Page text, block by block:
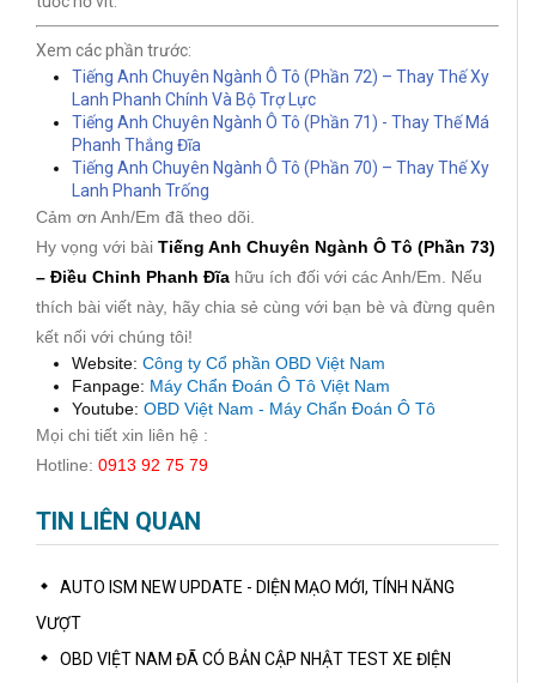
Xem các phần trước:
Tiếng Anh Chuyên Ngành Ô Tô (Phần 72) – Thay Thế Xy
Lanh Phanh Chính Và Bộ Trợ Lực
Tiếng Anh Chuyên Ngành Ô Tô (Phần 71) - Thay Thế Má
Phanh Thắng Đĩa
Tiếng Anh Chuyên Ngành Ô Tô (Phần 70) – Thay Thế Xy
Lanh Phanh Trống
Cảm ơn Anh/Em đã theo dõi.
Hy vọng với bài Tiếng Anh Chuyên Ngành Ô Tô (Phần 73)
– Điều Chỉnh Phanh Đĩa hữu ích đối với các Anh/Em. Nếu
thích bài viết này, hãy chia sẻ cùng với bạn bè và đừng quên
kết nối với chúng tôi!
Website: Công ty Cổ phần OBD Việt Nam
Fanpage: Máy Chẩn Đoán Ô Tô Việt Nam
Youtube: OBD Việt Nam - Máy Chẩn Đoán Ô Tô
Mọi chi tiết xin liên hệ :
Hotline: 0913 92 75 79
TIN LIÊN QUAN
AUTO ISM NEW UPDATE - DIỆN MẠO MỚI, TÍNH NĂNG
VƯỢT
OBD VIỆT NAM ĐÃ CÓ BẢN CẬP NHẬT TEST XE ĐIỆN